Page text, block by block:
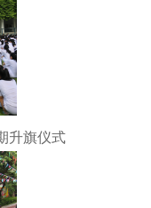
升旗仪式